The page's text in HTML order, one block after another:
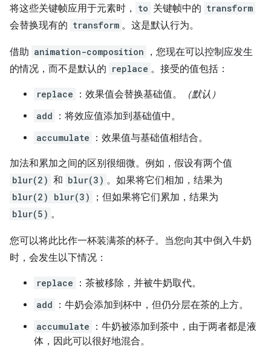
将这些关键帧应用于元素时， to 关键帧中的 transform
会替换现有的 transform 。这是默认行为。
借助 animation-composition
，您现在可以控制应发生
的情况，而不是默认的 replace 。接受的值包括：
replace ：效果值会替换基础值。 （默认）
add ：将效应值添加到基础值中。
accumulate ：效果值与基础值相结合。
加法和累加之间的区别很细微。例如，假设有两个值
blur(2) 和 blur(3) 。如果将它们相加，结果为
blur(2) blur(3) ；但如果将它们累加，结果为
blur(5) 。
您可以将此比作一杯装满茶的杯子。当您向其中倒入牛奶
时，会发生以下情况：
replace ：茶被移除，并被牛奶取代。
add ：牛奶会添加到杯中，但仍分层在茶的上方。
accumulate
：牛奶被添加到茶中，由于两者都是液
体，因此可以很好地混合。